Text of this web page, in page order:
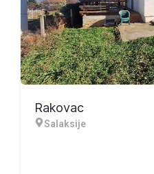
Rakovac
Salaksije